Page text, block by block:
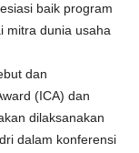
baik program
mitra dunia usaha
dan
(ICA) dan
dilaksanakan
dalam konferensi